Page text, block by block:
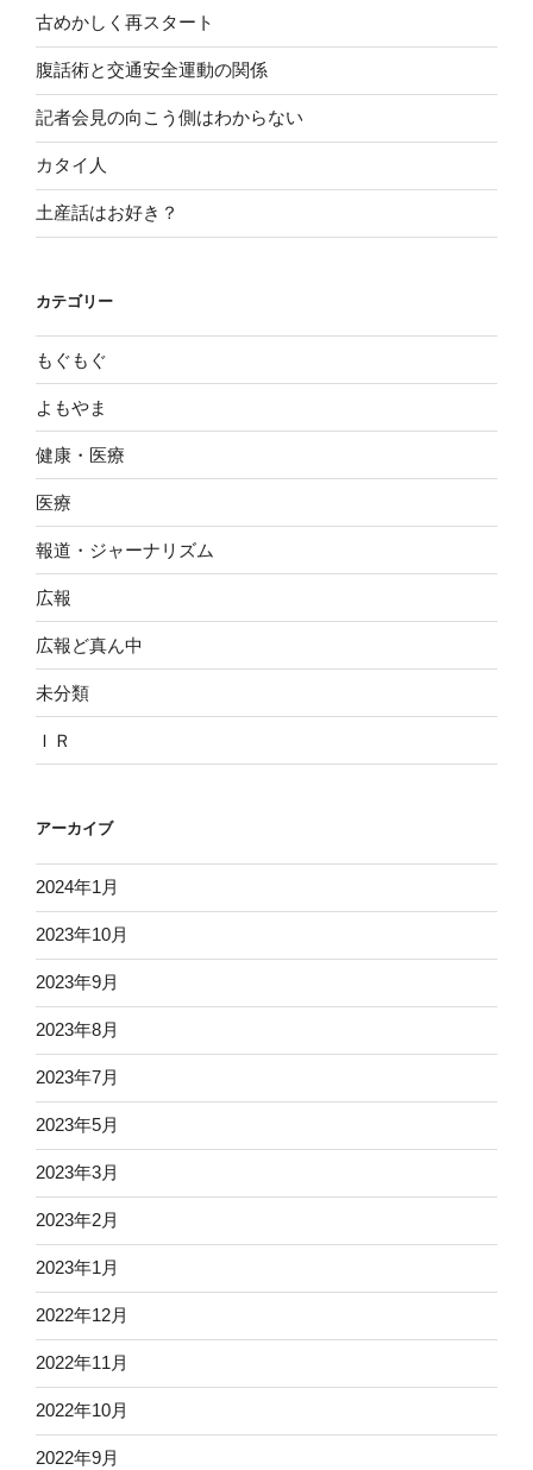
古めかしく再スタート
腹話術と交通安全運動の関係
記者会見の向こう側はわからない
カタイ人
土産話はお好き？
カテゴリー
もぐもぐ
よもやま
健康・医療
医療
報道・ジャーナリズム
広報
広報ど真ん中
未分類
ＩＲ
アーカイブ
2024年1月
2023年10月
2023年9月
2023年8月
2023年7月
2023年5月
2023年3月
2023年2月
2023年1月
2022年12月
2022年11月
2022年10月
2022年9月